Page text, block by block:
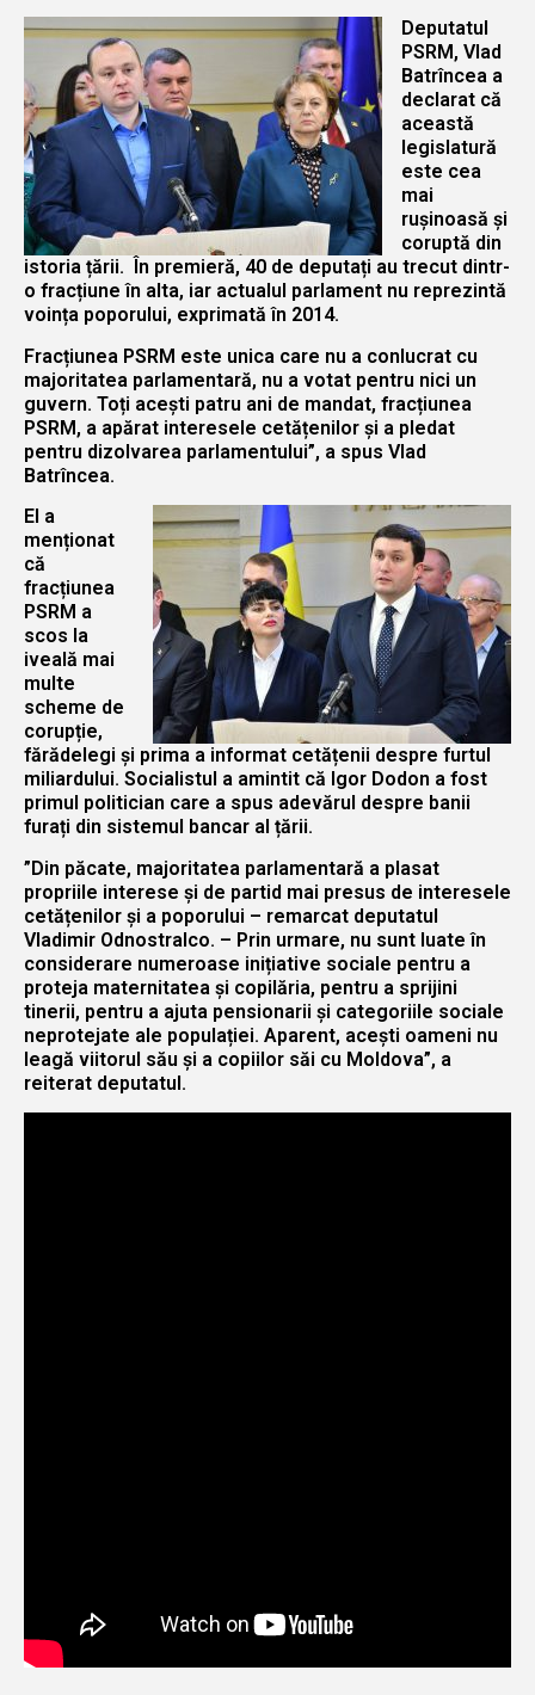
Deputatul
PSRM, Vlad
Batrîncea a
declarat că
această
legislatură
este cea
mai
rușinoasă și
coruptă din
istoria țării. În premieră, 40 de deputați au trecut dintr-
o fracțiune în alta, iar actualul parlament nu reprezintă
voința poporului, exprimată în 2014.
Fracțiunea PSRM este unica care nu a conlucrat cu
majoritatea parlamentară, nu a votat pentru nici un
guvern. Toți acești patru ani de mandat, fracțiunea
PSRM, a apărat interesele cetățenilor și a pledat
pentru dizolvarea parlamentului”, a spus Vlad
Batrîncea.
El a
menționat
că
fracțiunea
PSRM a
scos la
iveală mai
multe
scheme de
corupție,
fărădelegi și prima a informat cetățenii despre furtul
miliardului. Socialistul a amintit că Igor Dodon a fost
primul politician care a spus adevărul despre banii
furați din sistemul bancar al țării.
”Din păcate, majoritatea parlamentară a plasat
propriile interese și de partid mai presus de interesele
cetățenilor și a poporului – remarcat deputatul
Vladimir Odnostralco. – Prin urmare, nu sunt luate în
considerare numeroase inițiative sociale pentru a
proteja maternitatea și copilăria, pentru a sprijini
tinerii, pentru a ajuta pensionarii și categoriile sociale
neprotejate ale populației. Aparent, acești oameni nu
leagă viitorul său și a copiilor săi cu Moldova”, a
reiterat deputatul.